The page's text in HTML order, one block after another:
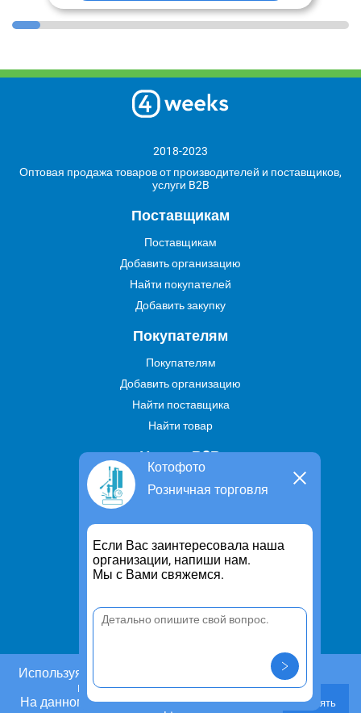
Котофото
Розничная торговля
Если Вас заинтересовала наша
организации, напиши нам.
Мы с Вами свяжемся.
Используя этот сайт, Вы даете согласие на
использование cookies.
На данном этапе Вы можете отказаться от
Принять
2018-2023
Оптовая продажа товаров от производителей и поставщиков,
услуги B2B
Поставщикам
Поставщикам
Добавить организацию
Найти покупателей
Добавить закупку
Покупателям
Покупателям
Добавить организацию
Найти поставщика
Найти товар
Услуги В2В
Найти услугу
Предложить свою услугу
Дропшиппинг
Транспортные услуги
Информация
Политика конфиденциальности
Контакты